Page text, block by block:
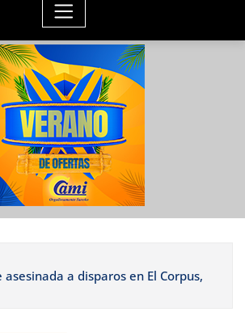
a disparos en El Corpus,